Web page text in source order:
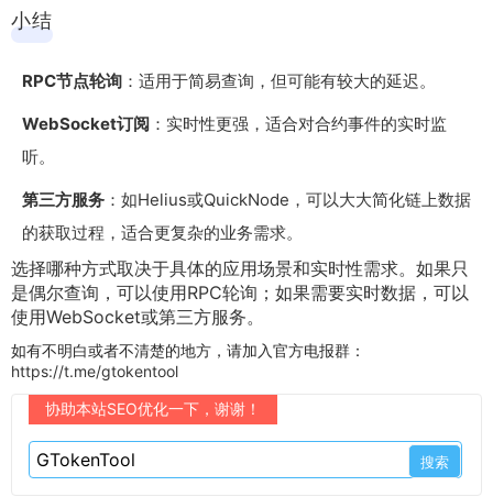
小结
RPC节点轮询 ：适用于简易查询，但可能有较大的延迟。
WebSocket订阅 ：实时性更强，适合对合约事件的实时监
听。
第三方服务 ：如Helius或QuickNode，可以大大简化链上数据
的获取过程，适合更复杂的业务需求。
选择哪种方式取决于具体的应用场景和实时性需求。如果只
是偶尔查询，可以使用RPC轮询；如果需要实时数据，可以
使用WebSocket或第三方服务。
如有不明白或者不清楚的地方，请加入官方电报群：
https://t.me/gtokentool
协助本站SEO优化一下，谢谢！